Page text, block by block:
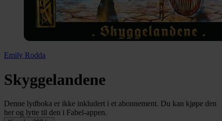
Emily Rodda
Skyggelandene
Denne lydboka er ikke inkludert i et abonnement. Du kan kjøpe den
her og lytte til den i Fabel-appen.